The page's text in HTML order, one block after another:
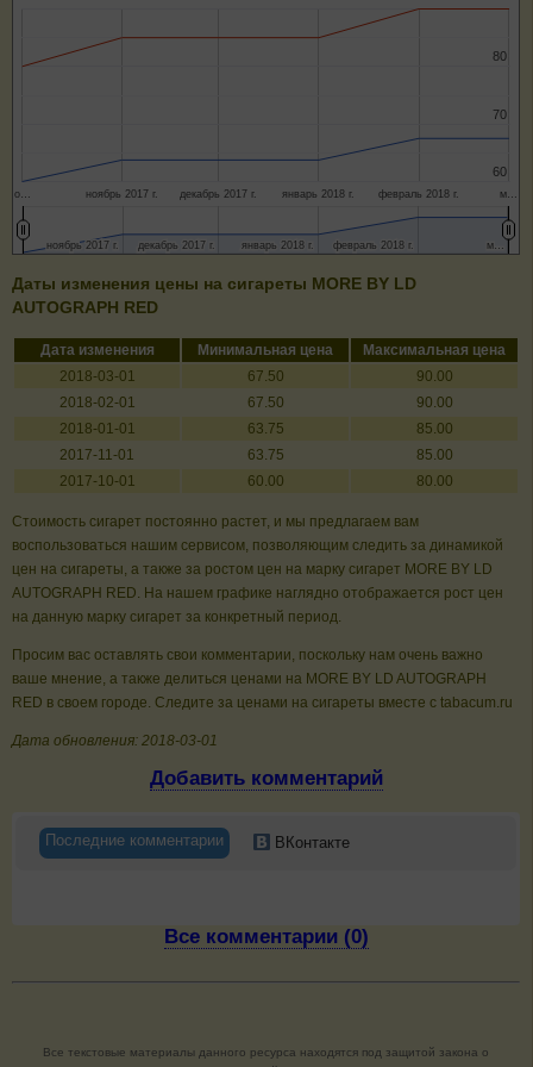
о… ноябрь 2017 г. декабрь 2017 г. январь 2018 г. февраль 2018 г. м…
60
60
70
70
80
80
ноябрь 2017 г.
ноябрь 2017 г. декабрь 2017 г.
декабрь 2017 г. январь 2018 г.
январь 2018 г. февраль 2018 г.
февраль 2018 г. м…
м…
Даты изменения цены на сигареты MORE BY LD
AUTOGRAPH RED
Дата изменения Минимальная цена
Максимальная цена
2018-03-01
67.50
90.00
2018-02-01
67.50
90.00
2018-01-01
63.75
85.00
2017-11-01
63.75
85.00
2017-10-01
60.00 80.00
Стоимость сигарет постоянно растет, и мы предлагаем вам
воспользоваться нашим сервисом, позволяющим следить за динамикой
цен на сигареты, а также за ростом цен на марку сигарет MORE BY LD
AUTOGRAPH RED. На нашем графике наглядно отображается рост цен
на данную марку сигарет за конкретный период.
Просим вас оставлять свои комментарии, поскольку нам очень важно
ваше мнение, а также делиться ценами на MORE BY LD AUTOGRAPH
RED в своем городе. Следите за ценами на сигареты вместе с tabacum.ru
Дата обновления: 2018-03-01
Добавить комментарий
Последние комментарии ВКонтакте
Все комментарии (0)
Все текстовые материалы данного ресурса находятся под защитой закона о